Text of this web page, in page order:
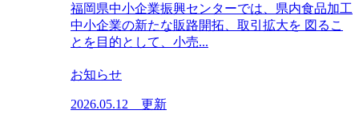
福岡県中小企業振興センターでは、県内食品加工
中小企業の新たな販路開拓、取引拡大を 図るこ
とを目的として、小売...
お知らせ
2026.05.12 更新